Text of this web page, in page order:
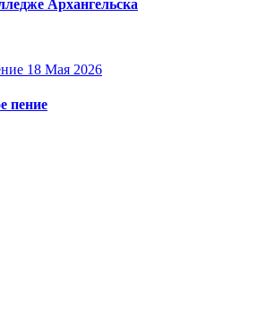
Архангельска
18 Мая 2026
пение